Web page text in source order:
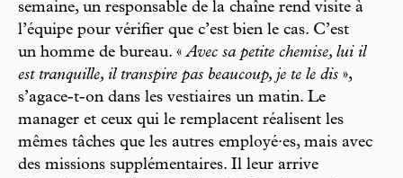
semaine, un responsable de la chaîne rend visite à
l’équipe pour vérifier que c’est bien le cas. C’est
un homme de bureau. «Avec sa petite chemise, lui il
est tranquille, il transpire pas beaucoup, je te le dis »,
s’agace-t-on dans les vestiaires un matin. Le
manager et ceux qui le remplacent réalisent les
mêmes tâches que les autres employé·es, mais avec
des missions supplémentaires. Il leur arrive